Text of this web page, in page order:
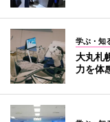
学ぶ・知
大丸札
力を体